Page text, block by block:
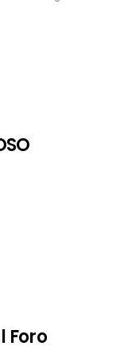
Foro